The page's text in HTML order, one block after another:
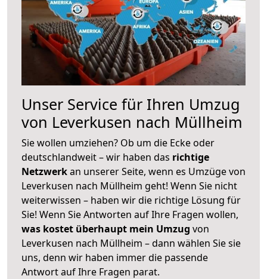
Unser Service für Ihren Umzug
von Leverkusen nach Müllheim
Sie wollen umziehen? Ob um die Ecke oder
deutschlandweit – wir haben das richtige
Netzwerkan unserer Seite, wenn es Umzüge von
Leverkusen nach Müllheim geht! Wenn Sie nicht
weiterwissen – haben wir die richtige Lösung für
Sie! Wenn Sie Antworten auf Ihre Fragen wollen,
was kostet überhaupt mein Umzug von
Leverkusen nach Müllheim – dann wählen Sie sie
uns, denn wir haben immer die passende
Antwort auf Ihre Fragen parat.